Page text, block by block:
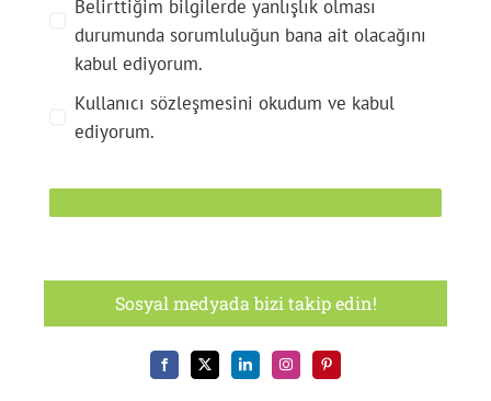
Belirttiğim bilgilerde yanlışlık olması
durumunda sorumluluğun bana ait olacağını
kabul ediyorum.
Kullanıcı sözleşmesini okudum ve kabul
ediyorum.
Sosyal medyada bizi takip edin!